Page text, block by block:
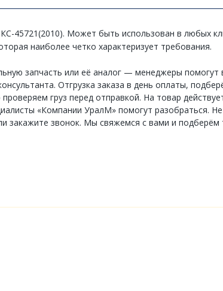
45721(2010). Может быть использован в любых
наиболее четко характеризует требования.
запчасть или её аналог — менеджеры помогут
Отгрузка заказа в день оплаты,
груз перед отправкой. На товар
«Компании УралМ» помогут разобраться.
закажите звонок. Мы свяжемся с вами и подберём